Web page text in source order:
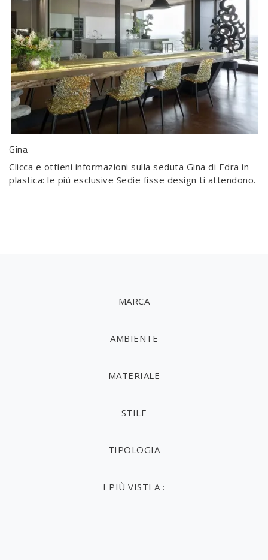
Gina
Clicca e ottieni informazioni sulla seduta Gina di Edra in
plastica: le più esclusive Sedie fisse design ti attendono.
MARCA
AMBIENTE
MATERIALE
STILE
TIPOLOGIA
I PIÙ VISTI A :